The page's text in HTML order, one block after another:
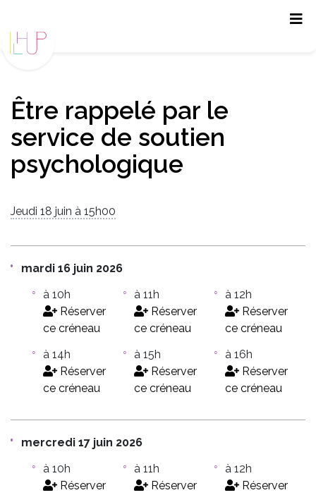
Être rappelé par le
service de soutien
psychologique
Jeudi 18 juin à 15h00
mardi 16 juin 2026
à 10h
Réserver
ce créneau
à 11h
Réserver
ce créneau
à 12h
Réserver
ce créneau
à 14h
Réserver
ce créneau
à 15h
Réserver
ce créneau
à 16h
Réserver
ce créneau
mercredi 17 juin 2026
à 10h
Réserver
à 11h
Réserver
à 12h
Réserver